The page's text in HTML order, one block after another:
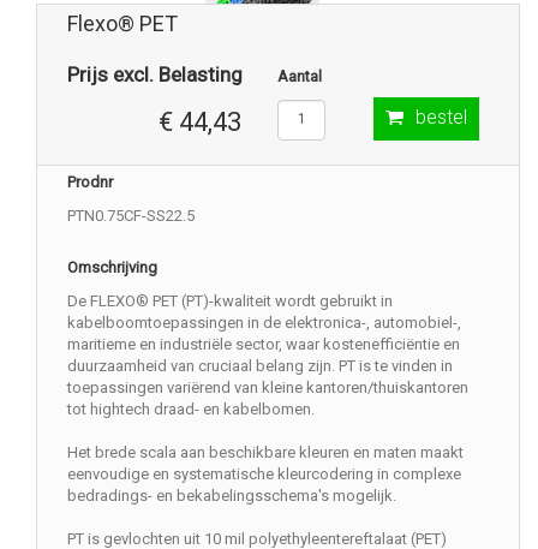
Flexo® PET
Prijs excl. Belasting
€ 44,43
Aantal
bestel
Prodnr
PTN0.75CF-SS22.5
Omschrijving
De FLEXO® PET (PT)-kwaliteit wordt gebruikt in
kabelboomtoepassingen in de elektronica-, automobiel-,
maritieme en industriële sector, waar kostenefficiëntie en
duurzaamheid van cruciaal belang zijn. PT is te vinden in
toepassingen variërend van kleine kantoren/thuiskantoren
tot hightech draad- en kabelbomen.
Het brede scala aan beschikbare kleuren en maten maakt
eenvoudige en systematische kleurcodering in complexe
bedradings- en bekabelingsschema's mogelijk.
PT is gevlochten uit 10 mil polyethyleentereftalaat (PET)